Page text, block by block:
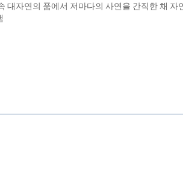
대자연의 품에서 저마다의 사연을 간직한 채